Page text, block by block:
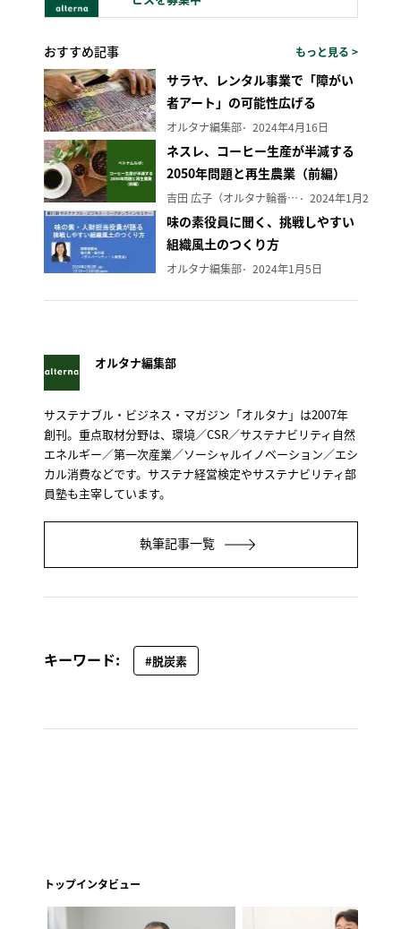
おすすめ記事 もっと見る >
サラヤ、レンタル事業で「障がい
者アート」の可能性広げる
オルタナ編集部 2024年4月16日
ネスレ、コーヒー生産が半減する
2050年問題と再生農業（前編）
吉田 広子（オルタナ輪番編集長） 2024年1月29日
味の素役員に聞く、挑戦しやすい
組織風土のつくり方
オルタナ編集部 2024年1月5日
オルタナ編集部
サステナブル・ビジネス・マガジン「オルタナ」は2007年
創刊。重点取材分野は、環境／CSR／サステナビリティ自然
エネルギー／第一次産業／ソーシャルイノベーション／エシ
カル消費などです。サステナ経営検定やサステナビリティ部
員塾も主宰しています。
執筆記事一覧
キーワード: #脱炭素
トップインタビュー